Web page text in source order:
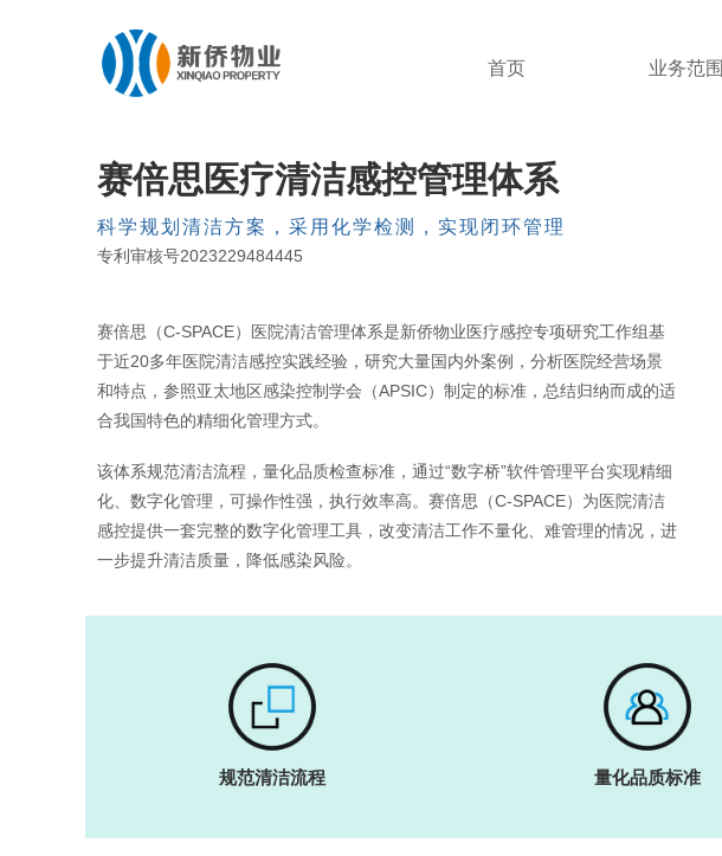
首页 业务范围
赛倍思医疗清洁感控管理体系
科学规划清洁方案，采用化学检测，实现闭环管理
专利审核号2023229484445
赛倍思（C-SPACE）医院清洁管理体系是新侨物业医疗感控专项研究工作组基
于近20多年医院清洁感控实践经验，研究大量国内外案例，分析医院经营场景
和特点，参照亚太地区感染控制学会（APSIC）制定的标准，总结归纳而成的适
合我国特色的精细化管理方式。
该体系规范清洁流程，量化品质检查标准，通过“数字桥”软件管理平台实现精细
化、数字化管理，可操作性强，执行效率高。赛倍思（C-SPACE）为医院清洁
感控提供一套完整的数字化管理工具，改变清洁工作不量化、难管理的情况，进
一步提升清洁质量，降低感染风险。
规范清洁流程 量化品质标准